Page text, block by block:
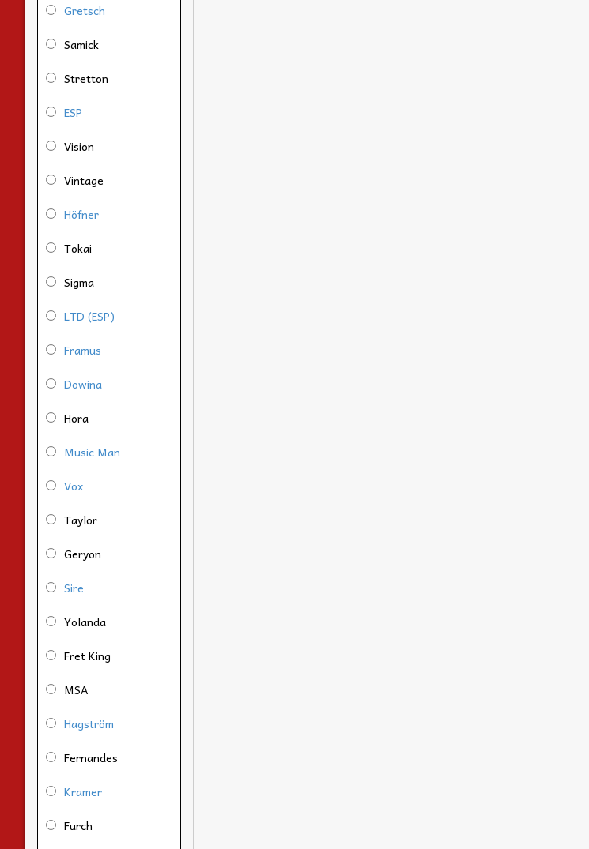
Gretsch
Samick
Stretton
ESP
Vision
Vintage
Höfner
Tokai
Sigma
LTD (ESP)
Framus
Dowina
Hora
Music Man
Vox
Taylor
Geryon
Sire
Yolanda
Fret King
MSA
Hagström
Fernandes
Kramer
Furch